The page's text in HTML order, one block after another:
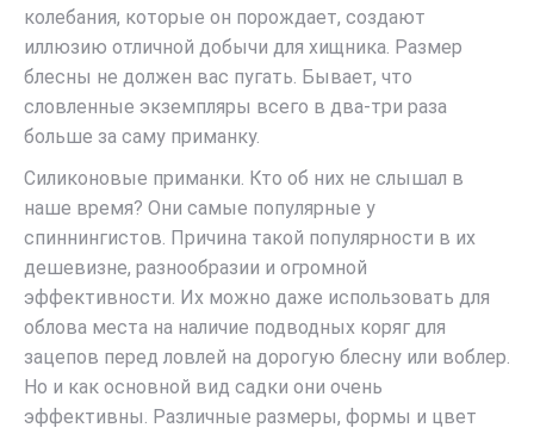
колебания, которые он порождает, создают
иллюзию отличной добычи для хищника. Размер
блесны не должен вас пугать. Бывает, что
словленные экземпляры всего в два-три раза
больше за саму приманку.
Силиконовые приманки. Кто об них не слышал в
наше время? Они самые популярные у
спиннингистов. Причина такой популярности в их
дешевизне, разнообразии и огромной
эффективности. Их можно даже использовать для
облова места на наличие подводных коряг для
зацепов перед ловлей на дорогую блесну или воблер.
Но и как основной вид садки они очень
эффективны. Различные размеры, формы и цвет